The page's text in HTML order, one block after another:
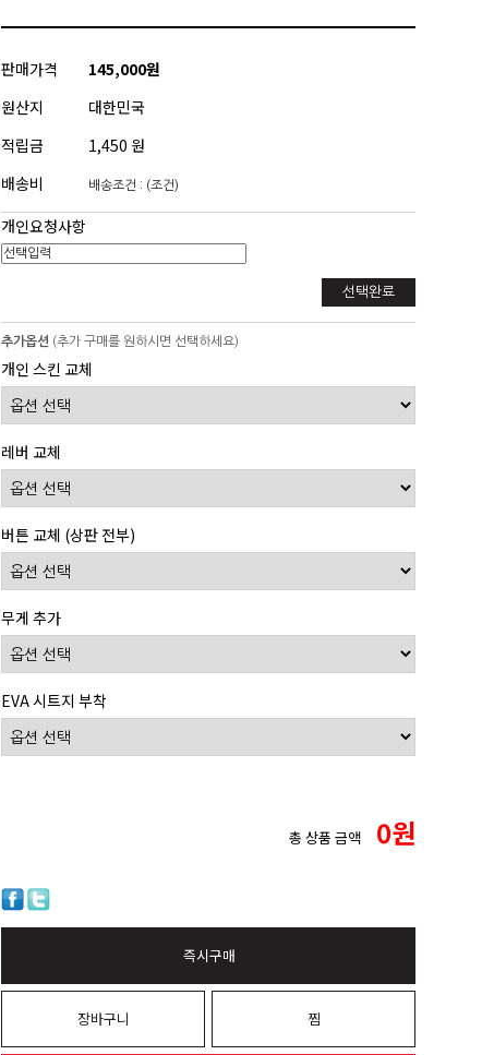
판매가격
145,000원
원산지
대한민국
적립금
1,450 원
배송비
배송조건 : (조건)
개인요청사항
선택완료
추가옵션 (추가 구매를 원하시면 선택하세요)
개인 스킨 교체
레버 교체
버튼 교체 (상판 전부)
무게 추가
EVA 시트지 부착
총 상품 금액 0원
즉시구매
장바구니 찜